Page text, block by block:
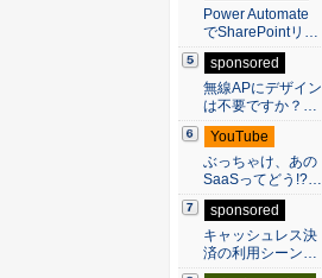
Power Automate
でSharePointリ…
sponsored
無線APにデザイン
は不要ですか？…
YouTube
ぶっちゃけ、あの
SaaSってどう!?…
sponsored
キャッシュレス決
済の利用シーン…